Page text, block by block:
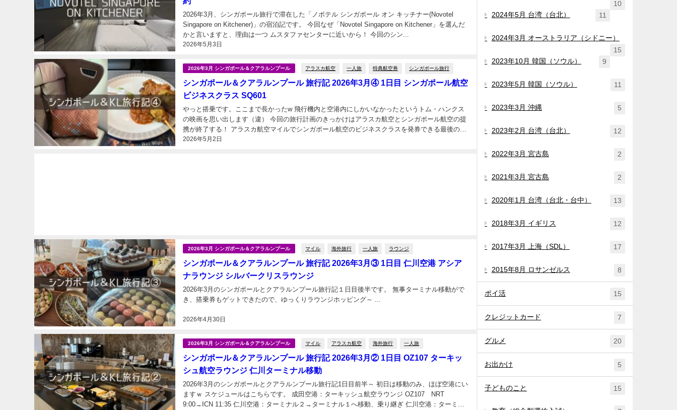
2026年5月3日
2026年3月、シンガポール旅行で滞在した「ノボテル シンガポール オン キッチナー(Novotel
Singapore on Kitchener)」の宿泊記です。 今回なぜ「Novotel Singapore on Kitchener」を選んだ
かと言いますと、理由は一つ ムスタファセンターに近いから！ 今回のシン...
2026年3月 シンガポール＆クアラルンプール アラスカ航空 一人旅 特典航空券 シンガポール旅行
シンガポール＆クアラルンプール 旅行記 2026年3月④ 1日目 シンガポール航空
ビジネスクラス SQ601
2026年5月2日
やっと搭乗です。ここまで長かったw 飛行機内と空港内にしかいなかったというトム・ハンクス
の映画を思い出します（違） 今回の旅行計画のきっかけはアラスカ航空とシンガポール航空の提
携が終了する！ アラスカ航空マイルでシンガポール航空のビジネスクラスを発券できる最後のチ
ャンス！！から始まりました～ そして、せっかく乗るなら...
2026年3月 シンガポール＆クアラルンプール マイル 海外旅行 一人旅 ラウンジ
シンガポール＆クアラルンプール 旅行記 2026年3月③ 1日目 仁川空港 アシア
ナラウンジ シルバークリスラウンジ
2026年4月30日
2026年3月のシンガポールとクアラルンプール旅行記１日目後半です。 無事ターミナル移動がで
2026年3月 シンガポール＆クアラルンプール マイル アラスカ航空 海外旅行 一人旅
シンガポール＆クアラルンプール 旅行記 2026年3月② 1日目 OZ107 ターキッ
シュ航空ラウンジ 仁川ターミナル移動
2026年3月のシンガポールとクアラルンプール旅行記1日目前半～ 初日は移動のみ、ほぼ空港にい
ますｗ スケジュールはこちらです。 成田空港：ターキッシュ航空ラウンジ OZ107 NRT
9:00→ICN 11:35 仁川空港：ターミナル２→ターミナル１へ移動、乗り継ぎ 仁川空港：ターミナ
10
2024年5月 台湾（台北）
11
2024年3月 オーストラリア（シドニー）
15
2023年10月 韓国（ソウル）
9
2023年5月 韓国（ソウル） 11
2023年3月 沖縄 5
2023年2月 台湾（台北） 12
2022年3月 宮古島 2
2021年3月 宮古島 2
2020年1月 台湾（台北・台中） 13
2018年3月 イギリス 12
2017年3月 上海（SDL） 17
2015年8月 ロサンゼルス 8
ポイ活 15
クレジットカード 7
グルメ 20
お出かけ 5
子どものこと 15